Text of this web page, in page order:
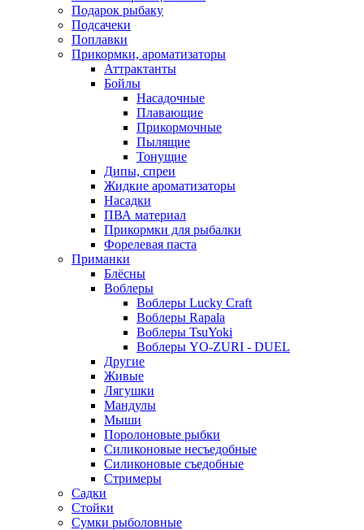
Подарок рыбаку
Подсачеки
Поплавки
Прикормки, ароматизаторы
Аттрактанты
Бойлы
Насадочные
Плавающие
Прикормочные
Пылящие
Тонущие
Дипы, спреи
Жидкие ароматизаторы
Насадки
ПВА материал
Прикормки для рыбалки
Форелевая паста
Приманки
Блёсны
Воблеры
Воблеры Lucky Craft
Воблеры Rapala
Воблеры TsuYoki
Воблеры YO-ZURI - DUEL
Другие
Живые
Лягушки
Мандулы
Мыши
Поролоновые рыбки
Силиконовые несъедобные
Силиконовые съедобные
Стримеры
Садки
Стойки
Сумки рыболовные